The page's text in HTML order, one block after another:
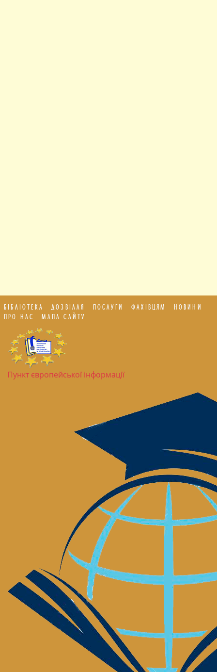
БІБЛІОТЕКА ДОЗВІЛЛЯ ПОСЛУГИ ФАХІВЦЯМ
НОВИНИ
ПРО НАС
МАПА САЙТУ
Пункт європейської інформації